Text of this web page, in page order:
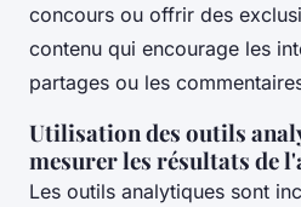
concours ou offrir des
contenu qui encourage les
partages ou les
Utilisation des outils
mesurer les résultats de
Les outils analytiques sont